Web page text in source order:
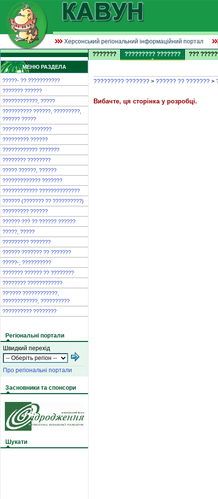
Херсонський регіональний інформаційний портал
???????
????????? ??????? ???
МЕНЮ РАЗДЕЛА
?????- ?? ???????????
??????? ??????
????????????, ?????
?????????? ??????, ?????????,
?????? ?????
???'?????? ???????
????????? ??????
???????????? ???????
???????? ????????
????? ??????, ??????
????????????? ???????
???????????? ??????????????
?????? (??????? ?? ??????????)
????????? ??????
?????? ??? ?? ?????? ??????
?????, ?????
????????? ???????
?????? ??????? ?? ???????
?????-, ??????????
??????? ?????? ?? ????????
???????? ????????????
??'???? ????????????,
????????????, ??????????
?????????? ????????
Регіональні портали
Швидкий перехід
Про регіональні портали
Засновники та спонсори
Шукати
????????? ??????? > ?????? ?? ??????? >
Вибачте, ця сторінка у розробці.